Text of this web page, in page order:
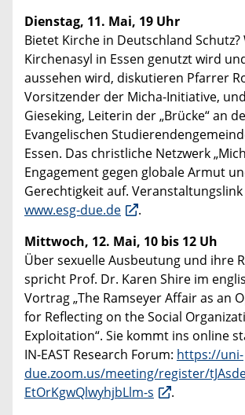
Dienstag, 11. Mai, 19 Uhr
Bietet Kirche in Deutschland Schutz?
Kirchenasyl in Essen genutzt wird
aussehen wird, diskutieren Pfarrer
Vorsitzender der Micha-Initiative,
Gieseking, Leiterin der „Brücke“ an
Evangelischen
Essen. Das christliche Netzwerk
Engagement gegen globale Armut
Gerechtigkeit auf.
www.esg-due.de
.
Mittwoch, 12. Mai, 10 bis 12 Uh
Über sexuelle Ausbeutung und ihre
spricht Prof. Dr. Karen Shire im
Vortrag „The Ramseyer Affair as an
for Reflecting on the Social
Exploitation“. Sie kommt ins online
IN-EAST Research Forum: https://uni-
due.zoom.us/meeting/register/
EtOrKgwQlwyhjbLlm-s
.